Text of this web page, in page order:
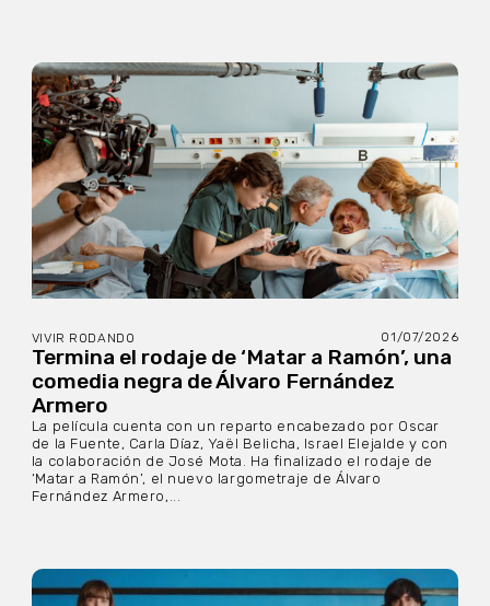
VIVIR RODANDO 01/07/2026
Termina el rodaje de ‘Matar a Ramón’, una
comedia negra de Álvaro Fernández
Armero
La película cuenta con un reparto encabezado por Oscar
de la Fuente, Carla Díaz, Yaël Belicha, Israel Elejalde y con
la colaboración de José Mota. Ha finalizado el rodaje de
‘Matar a Ramón’, el nuevo largometraje de Álvaro
Fernández Armero,...